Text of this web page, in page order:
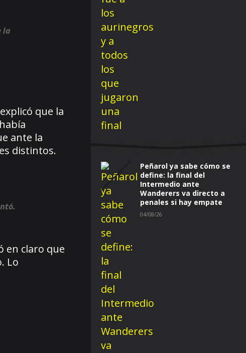
la
que la
ante la
distintos.
en claro que
Lo
Peñarol ya sabe cómo se
define: la final del
Intermedio ante
Wanderers va directo a
penales si hay empate
04/08/26